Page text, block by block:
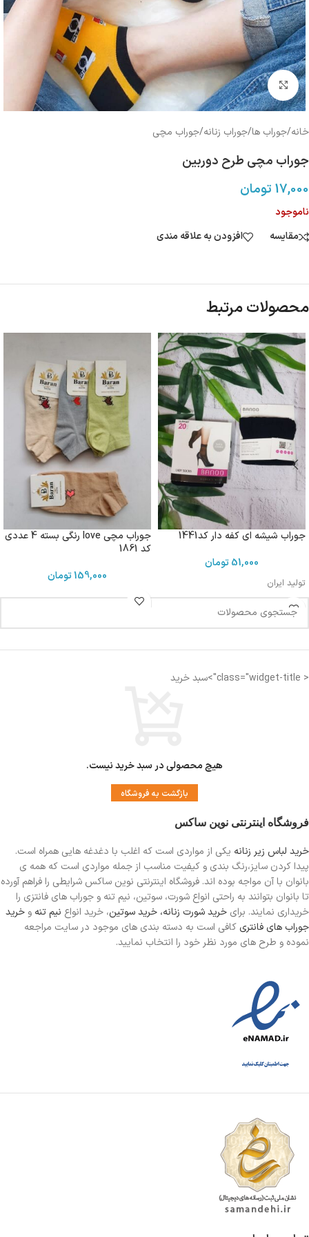
بزرگنمایی تصویر
خانه/جوراب ها/جوراب زنانه/جوراب مچی
جوراب مچی طرح دوربین
17,000 تومان
ناموجود
مقایسه
افزودن به علاقه مندی
محصولات مرتبط
جوراب شیشه ای کفه دار کد1441
51,000تومان
تولید ایران
جوراب مچی love رنگی بسته 4 عددی
کد 1861
159,000تومان
< class="widget-title">سبد خرید
هیچ محصولی در سبد خرید نیست.
بازگشت به فروشگاه
فروشگاه اینترنتی نوین ساکس
خرید لباس زیر زنانه یکی از مواردی است که اغلب با دغدغه هایی همراه است.
پیدا کردن سایز،رنگ بندی و کیفیت مناسب از جمله مواردی است که همه ی
بانوان با آن مواجه بوده اند. فروشگاه اینترنتی نوین ساکس شرایطی را فراهم آورده
تا بانوان بتوانند به راحتی انواع شورت، سوتین، نیم تنه و جوراب های فانتزی را
خریداری نمایند. برای خرید شورت زنانه، خرید سوتین، خرید انواع نیم تنه و خرید
جوراب های فانتری کافی است به دسته بندی های موجود در سایت مراجعه
نموده و طرح های مورد نظر خود را انتخاب نمایید.